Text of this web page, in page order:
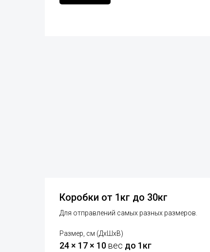
Коробки от 1кг до 30кг
Для отправлений самых разных размеров.
Размер, см (ДхШхВ)
24 × 17 × 10вес до 1кг